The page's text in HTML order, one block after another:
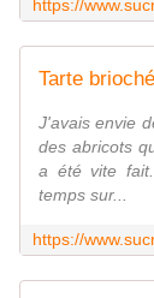
J'avais envie
des abricots
a été vite
temps sur...